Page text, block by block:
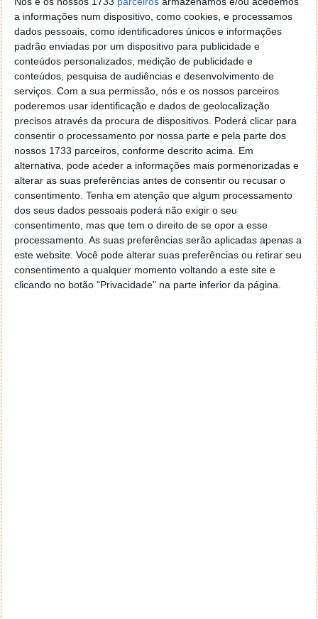
a informações num dispositivo, como cookies, e processamos
dados pessoais, como identificadores únicos e informações
padrão enviadas por um dispositivo para publicidade e
conteúdos personalizados, medição de publicidade e
conteúdos, pesquisa de audiências e desenvolvimento de
serviços. Com a sua permissão, nós e os nossos parceiros
poderemos usar identificação e dados de geolocalização
precisos através da procura de dispositivos. Poderá clicar para
consentir o processamento por nossa parte e pela parte dos
nossos 1733 parceiros, conforme descrito acima. Em
alternativa, pode aceder a informações mais pormenorizadas e
alterar as suas preferências antes de consentir ou recusar o
consentimento. Tenha em atenção que algum processamento
dos seus dados pessoais poderá não exigir o seu
consentimento, mas que tem o direito de se opor a esse
processamento. As suas preferências serão aplicadas apenas a
este website. Você pode alterar suas preferências ou retirar seu
consentimento a qualquer momento voltando a este site e
clicando no botão "Privacidade" na parte inferior da página.
2.Mighty Brace Pro
3.DDS GP Yes!
4.BarMax CA
5.The Alchemist SMS
6. Alpha-Trader
7.MobiGage NDI
8.Agro
9.QSFFStats
10.iVIP Black